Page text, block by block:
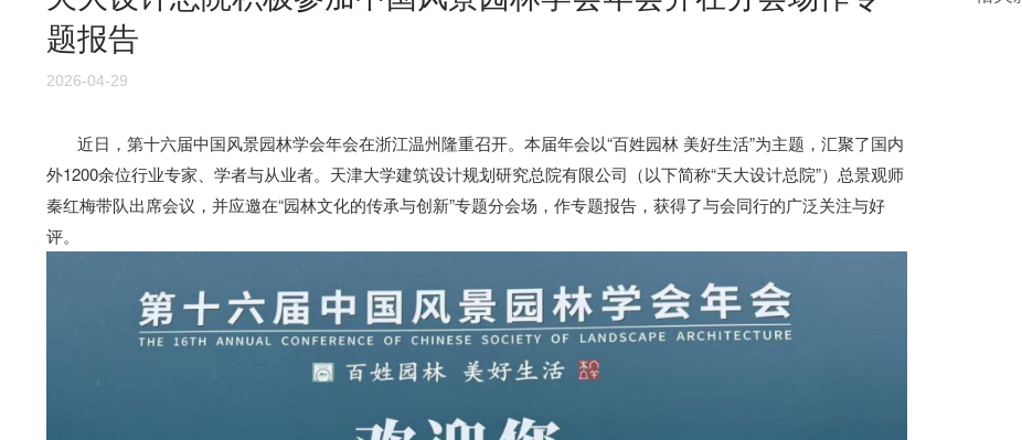
题报告
2026-04-29
近日，第十六届中国风景园林学会年会在浙江温州隆重召开。本届年会以“百姓园林 美好生活”为主题，汇聚了国内
外1200余位行业专家、学者与从业者。天津大学建筑设计规划研究总院有限公司（以下简称“天大设计总院”）总景观师
秦红梅带队出席会议，并应邀在“园林文化的传承与创新”专题分会场，作专题报告，获得了与会同行的广泛关注与好
评。